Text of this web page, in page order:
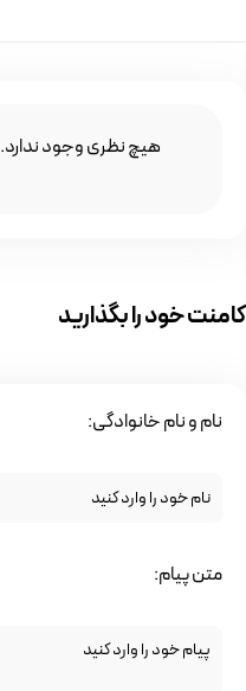
هیچ نظری وجود ندارد.
کامنت خود را بگذارید
نام و نام خانوادگی:
متن پیام: